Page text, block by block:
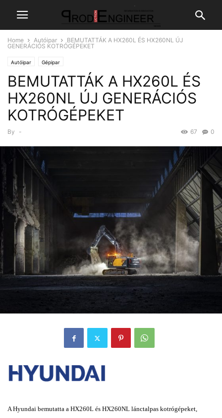
Home Autóipar
BEMUTATTÁK A HX260L ÉS HX260NL ÚJ
GENERÁCIÓS KOTRÓGÉPEKET
Autóipar Gépipar
BEMUTATTÁK A HX260L ÉS
HX260NL ÚJ GENERÁCIÓS
KOTRÓGÉPEKET
By - 0
67
A Hyundai bemutatta a HX260L és HX260NL lánctalpas kotrógépeket,